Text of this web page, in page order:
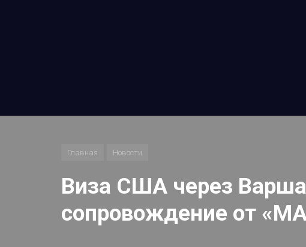
Главная Новости
Виза США через
сопровождение от